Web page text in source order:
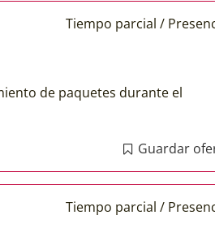
Tiempo parcial /
de paquetes durante el
Guardar
Tiempo parcial /